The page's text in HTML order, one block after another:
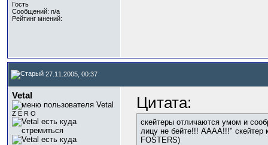
Гость
Сообщений: n/a
Рейтинг мнений:
27.11.2005, 00:37
Vetal
Z E R O
Цитата:
скейтеры отличаются умом и
лицу не бейте!!! АААА!!!" скейтер
FOSTERS)